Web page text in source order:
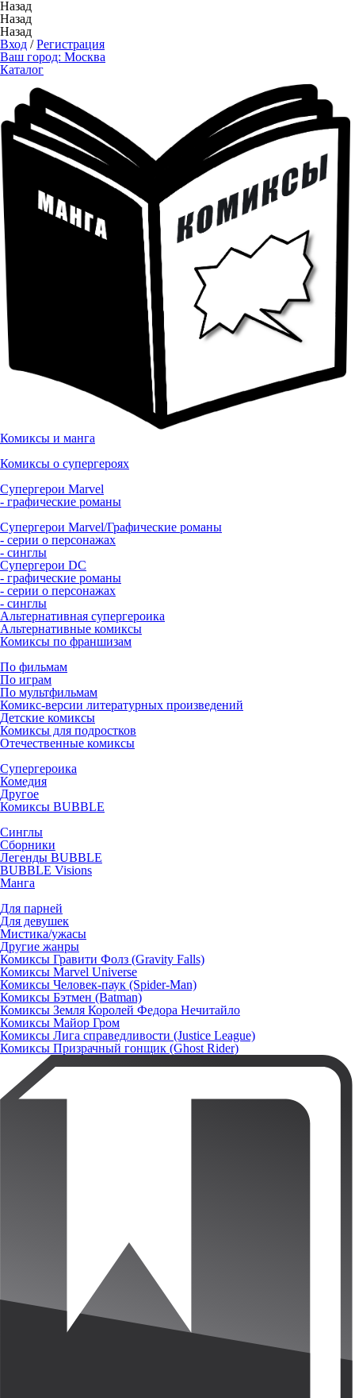
Назад
Назад
Назад
Вход /Регистрация
Ваш город: Москва
Каталог
Комиксы и манга
Комиксы о супергероях
Супергерои Marvel
- графические романы
Супергерои Marvel/Графические романы
- серии о персонажах
- синглы
Супергерои DC
- графические романы
- серии о персонажах
- синглы
Альтернативная супергероика
Альтернативные комиксы
Комиксы по франшизам
По фильмам
По играм
По мультфильмам
Комикс-версии литературных произведений
Детские комиксы
Комиксы для подростков
Отечественные комиксы
Супергероика
Комедия
Другое
Комиксы BUBBLE
Синглы
Сборники
Легенды BUBBLE
BUBBLE Visions
Манга
Для парней
Для девушек
Мистика/ужасы
Другие жанры
Комиксы Гравити Фолз (Gravity Falls)
Комиксы Marvel Universe
Комиксы Человек-паук (Spider-Man)
Комиксы Бэтмен (Batman)
Комиксы Земля Королей Федора Нечитайло
Комиксы Майор Гром
Комиксы Лига справедливости (Justice League)
Комиксы Призрачный гонщик (Ghost Rider)